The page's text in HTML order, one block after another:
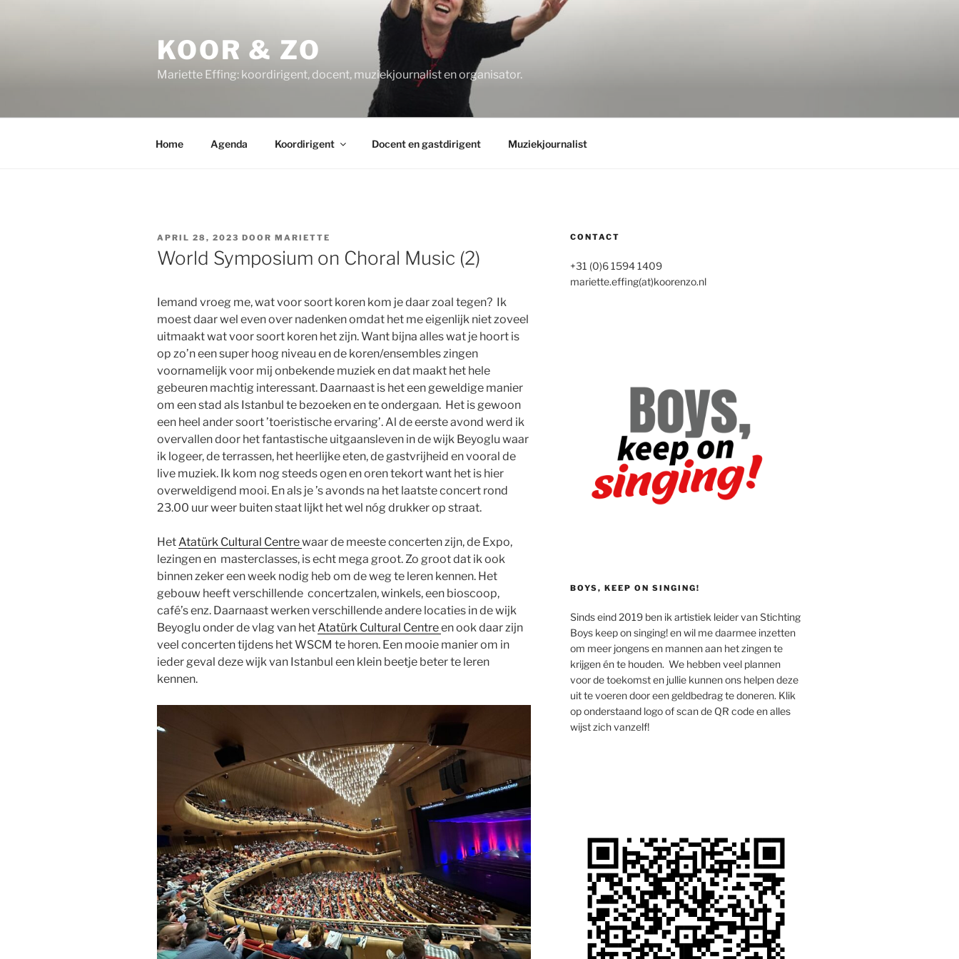
KOOR & ZO
Mariette Effing: koordirigent, docent, muziekjournalist en organisator.
Home Agenda Koordirigent Docent en gastdirigent Muziekjournalist
GEPLAATST
OP
APRIL 28, 2023 DOOR MARIETTE
World Symposium on Choral Music (2)
Iemand vroeg me, wat voor soort koren kom je daar zoal tegen? Ik
moest daar wel even over nadenken omdat het me eigenlijk niet zoveel
uitmaakt wat voor soort koren het zijn. Want bijna alles wat je hoort is
op zo’n een super hoog niveau en de koren/ensembles zingen
voornamelijk voor mij onbekende muziek en dat maakt het hele
gebeuren machtig interessant. Daarnaast is het een geweldige manier
om een stad als Istanbul te bezoeken en te ondergaan. Het is gewoon
een heel ander soort ’toeristische ervaring’. Al de eerste avond werd ik
overvallen door het fantastische uitgaansleven in de wijk Beyoglu waar
ik logeer, de terrassen, het heerlijke eten, de gastvrijheid en vooral de
live muziek. Ik kom nog steeds ogen en oren tekort want het is hier
overweldigend mooi. En als je ’s avonds na het laatste concert rond
23.00 uur weer buiten staat lijkt het wel nóg drukker op straat.
HetAtatürk Cultural Centrewaar de meeste concerten zijn, de Expo,
lezingen en masterclasses, is echt mega groot. Zo groot dat ik ook
binnen zeker een week nodig heb om de weg te leren kennen. Het
gebouw heeft verschillende concertzalen, winkels, een bioscoop,
café’s enz. Daarnaast werken verschillende andere locaties in de wijk
Beyoglu onder de vlag van hetAtatürk Cultural Centreen ook daar zijn
veel concerten tijdens het WSCM te horen. Een mooie manier om in
ieder geval deze wijk van Istanbul een klein beetje beter te leren
kennen.
CONTACT
+31 (0)6 1594 1409
mariette.effing(at)koorenzo.nl
BOYS, KEEP ON SINGING!
Sinds eind 2019 ben ik artistiek leider van Stichting
Boys keep on singing! en wil me daarmee inzetten
om meer jongens en mannen aan het zingen te
krijgen én te houden. We hebben veel plannen
voor de toekomst en jullie kunnen ons helpen deze
uit te voeren door een geldbedrag te doneren. Klik
op onderstaand logo of scan de QR code en alles
wijst zich vanzelf!